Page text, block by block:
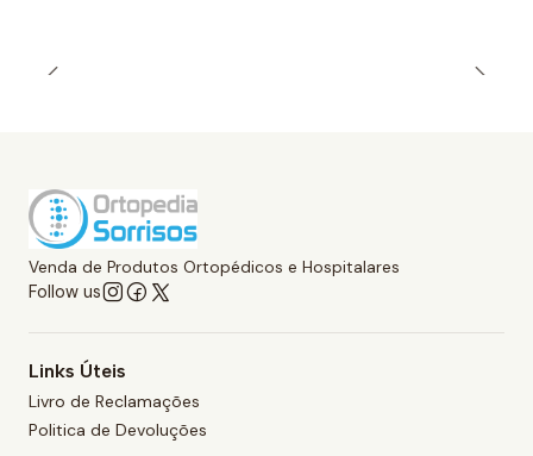
Venda de Produtos Ortopédicos e Hospitalares
Follow us
Links Úteis
Livro de Reclamações
Politica de Devoluções